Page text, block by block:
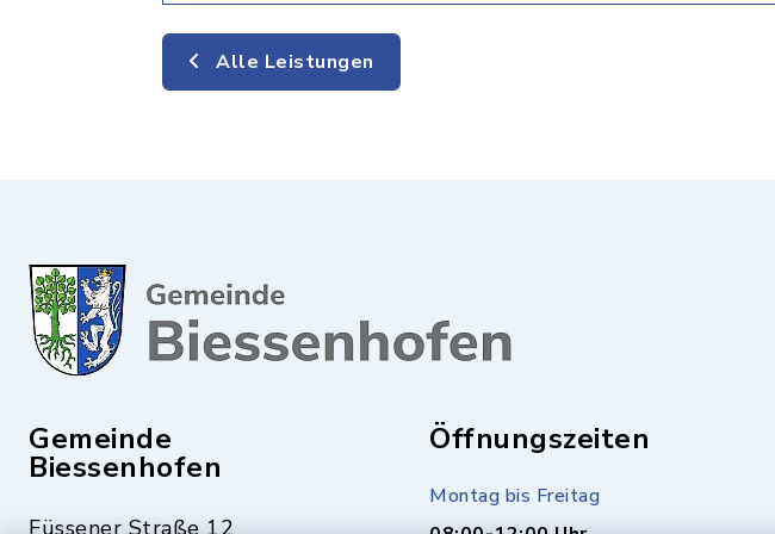
Alle Leistungen
Gemeinde
Biessenhofen
Füssener Straße 12
Öffnungszeiten
Montag bis Freitag